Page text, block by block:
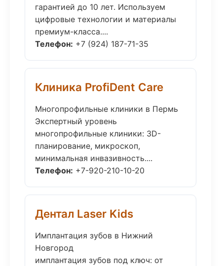
гарантией до 10 лет. Используем
цифровые технологии и материалы
премиум-класса....
Телефон: +7 (924) 187-71-35
Клиника ProfiDent Care
Многопрофильные клиники в Пермь
Экспертный уровень
многопрофильные клиники: 3D-
планирование, микроскоп,
минимальная инвазивность....
Телефон: +7-920-210-10-20
Дентал Laser Kids
Имплантация зубов в Нижний
Новгород
имплантация зубов под ключ: от